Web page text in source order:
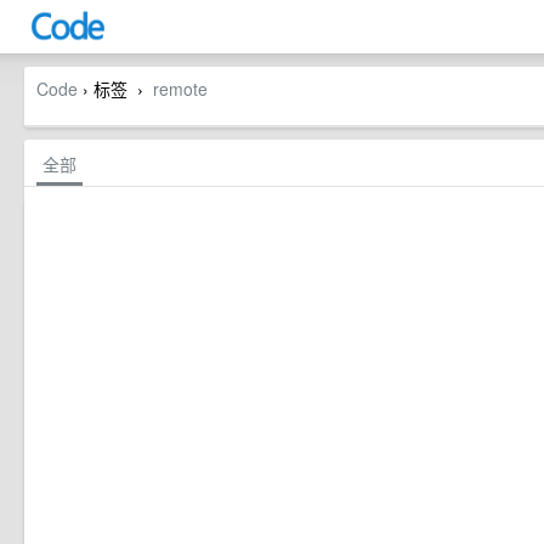
Code › 标签 › remote
全部